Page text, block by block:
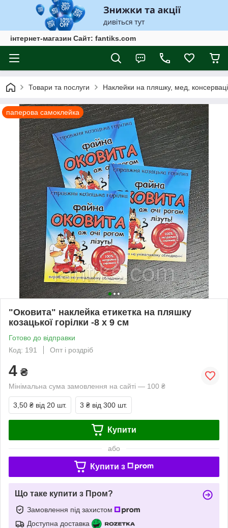
інтернет-магазин Сайт: fantiks.com
Товари та послуги Наклейки на пляшку, мед,
паперова самоклейка
"Оковита" наклейка етикетка на пляшку
козацької горілки -8 х 9 см
Готово до відправки
Код: 191
Опт і роздріб
4 ₴
Мінімальна сума замовлення на сайті — 100 ₴
3,50 ₴ від 20 шт. 3 ₴ від 300 шт.
Купити
або
Купити з
Що таке купити з Пром?
Замовлення під захистом
Доступна доставка